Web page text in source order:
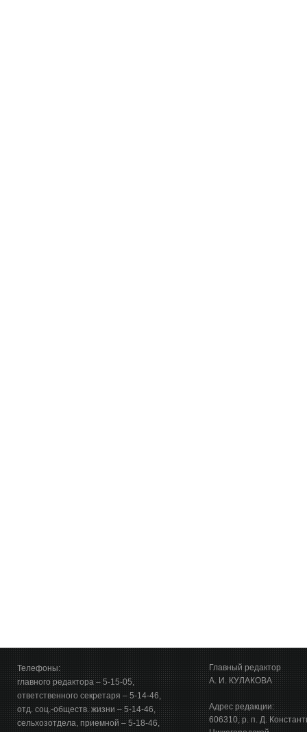
Телефоны:
главного редактора – 5-15-05,
ответственного секретаря – 5-14-46,
отд. соц.-обществ. жизни – 5-14-46,
сельхозотдела, приемной – 5-18-46,
Главный редактор
А. И. КУЛАКОВА
Адрес редакции:
606310, р. п. Д.